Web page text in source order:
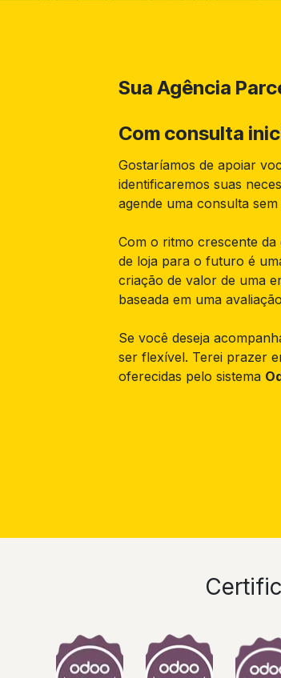
Sua Agência
Com consulta
Gostaríamos de apoiar
identificaremos suas
agende uma consulta
Com o ritmo crescente da
de loja para o futuro é
criação de valor de uma
baseada em uma
Se você deseja
ser flexível. Terei prazer
oferecidas pelo sistema